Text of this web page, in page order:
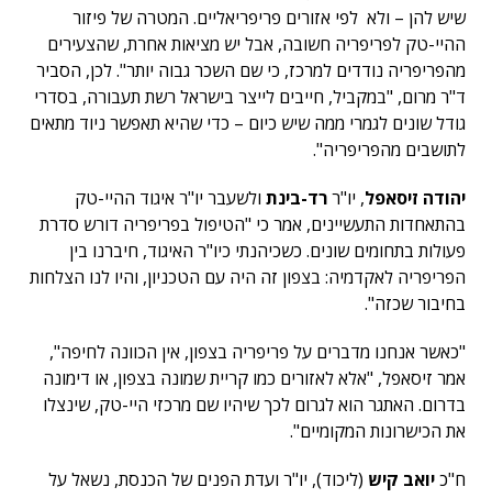
שיש להן – ולא לפי אזורים פריפריאליים. המטרה של פיזור
ההיי-טק לפריפריה חשובה, אבל יש מציאות אחרת, שהצעירים
מהפריפריה נודדים למרכז, כי שם השכר גבוה יותר". לכן, הסביר
ד"ר מרום, "במקביל, חייבים לייצר בישראל רשת תעבורה, בסדרי
גודל שונים לגמרי ממה שיש כיום – כדי שהיא תאפשר ניוד מתאים
לתושבים מהפריפריה".
יהודה זיסאפל, יו"ררד-בינת ולשעבר יו"ר איגוד ההיי-טק
בהתאחדות התעשיינים, אמר כי "הטיפול בפריפריה דורש סדרת
פעולות בתחומים שונים. כשכיהנתי כיו"ר האיגוד, חיברנו בין
הפריפריה לאקדמיה: בצפון זה היה עם הטכניון, והיו לנו הצלחות
בחיבור שכזה".
"כאשר אנחנו מדברים על פריפריה בצפון, אין הכוונה לחיפה",
אמר זיסאפל, "אלא לאזורים כמו קריית שמונה בצפון, או דימונה
בדרום. האתגר הוא לגרום לכך שיהיו שם מרכזי היי-טק, שינצלו
את הכישרונות המקומיים".
ח"כיואב קיש (ליכוד), יו"ר ועדת הפנים של הכנסת, נשאל על